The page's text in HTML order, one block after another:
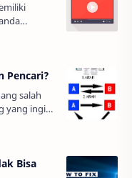
mungkin
cara
Pencari?
salah
yang ingin
atau
…
Bisa